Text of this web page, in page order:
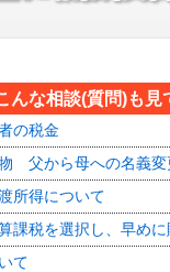
んな相談(質問)も見
の税金
父から母への名義変
所得について
課税を選択し、早め
て